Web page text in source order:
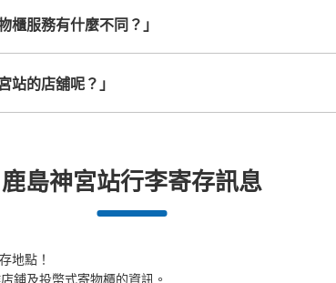
櫃服務有什麼不同？」
站的店舖呢？」
鹿島神宮站行李寄存訊息
地點！
鋪及投幣式寄物櫃的資訊。